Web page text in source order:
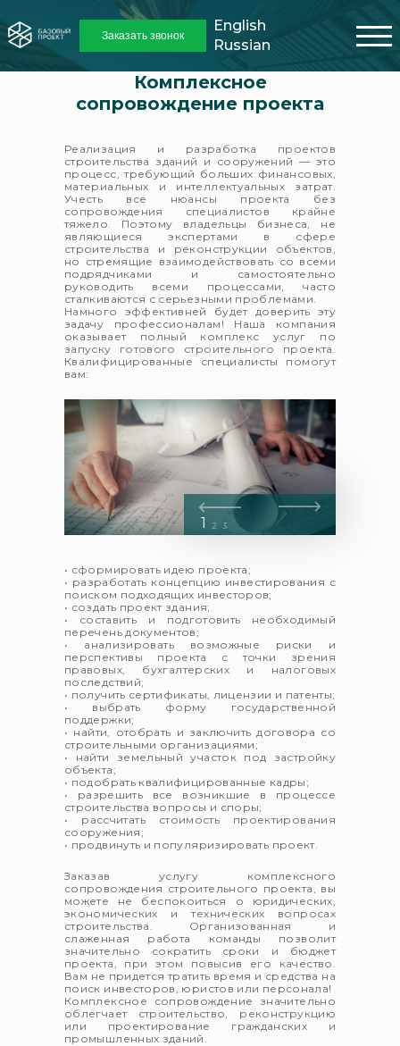
Заказать звонок
English
Russian
Комплексное
сопровождение проекта
Реализация и разработка проектов
строительства зданий и сооружений — это
процесс, требующий больших финансовых,
материальных и интеллектуальных затрат.
Учесть все нюансы проекта без
сопровождения специалистов крайне
тяжело. Поэтому владельцы бизнеса, не
являющиеся экспертами в сфере
строительства и реконструкции объектов,
но стремящие взаимодействовать со всеми
подрядчиками и самостоятельно
руководить всеми процессами, часто
сталкиваются с серьезными проблемами.
Намного эффективней будет доверить эту
задачу профессионалам! Наша компания
оказывает полный комплекс услуг по
запуску готового строительного проекта.
Квалифицированные специалисты помогут
вам:
1 2 3
• сформировать идею проекта;
• разработать концепцию инвестирования с
поиском подходящих инвесторов;
• создать проект здания;
• составить и подготовить необходимый
перечень документов;
• анализировать возможные риски и
перспективы проекта с точки зрения
правовых, бухгалтерских и налоговых
последствий;
• получить сертификаты, лицензии и патенты;
• выбрать форму государственной
поддержки;
• найти, отобрать и заключить договора со
строительными организациями;
• найти земельный участок под застройку
объекта;
• подобрать квалифицированные кадры;
• разрешить все возникшие в процессе
строительства вопросы и споры;
• рассчитать стоимость проектирования
сооружения;
• продвинуть и популяризировать проект.
Заказав услугу комплексного
сопровождения строительного проекта, вы
можете не беспокоиться о юридических,
экономических и технических вопросах
строительства. Организованная и
слаженная работа команды позволит
значительно сократить сроки и бюджет
проекта, при этом повысив его качество.
Вам не придется тратить время и средства на
поиск инвесторов, юристов или персонала!
Комплексное сопровождение значительно
облегчает строительство, реконструкцию
или проектирование гражданских и
промышленных зданий.